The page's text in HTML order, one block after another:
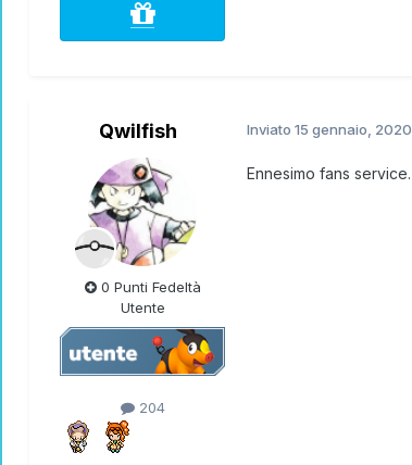
Qwilfish
0 Punti Fedeltà
Utente
204
Inviato 15 gennaio, 2020
Ennesimo fans service.